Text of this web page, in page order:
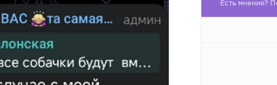
Есть мнение?